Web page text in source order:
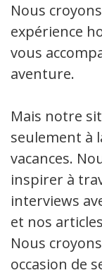
Nous
expérience
vous
aventure.
Mais notre
seulement à
vacances.
inspirer à
interviews
et nos
Nous
occasion de